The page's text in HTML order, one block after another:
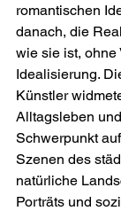
romantischen
danach, die
wie sie ist, ohne
Idealisierung.
Künstler
Alltagsleben
Schwerpunkt
Szenen des
natürliche
Porträts und